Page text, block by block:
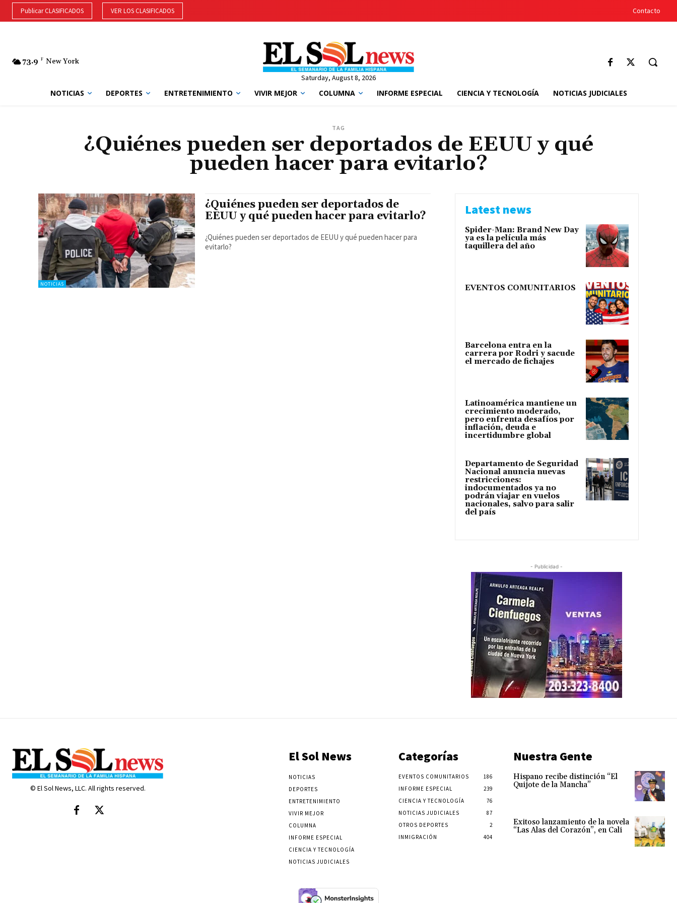
Publicar CLASIFICADOS VER LOS CLASIFICADOS Contacto
73.9 F New York
Saturday, August 8, 2026
NOTICIAS DEPORTES ENTRETENIMIENTO VIVIR MEJOR COLUMNA INFORME ESPECIAL CIENCIA Y TECNOLOGÍA NOTICIAS JUDICIALES
TAG
¿Quiénes pueden ser deportados de EEUU y qué
pueden hacer para evitarlo?
NOTICIAS
¿Quiénes pueden ser deportados de
EEUU y qué pueden hacer para evitarlo?
¿Quiénes pueden ser deportados de EEUU y qué pueden hacer para
evitarlo?
Latest news
Spider-Man: Brand New Day
ya es la película más
taquillera del año
EVENTOS COMUNITARIOS
Barcelona entra en la
carrera por Rodri y sacude
el mercado de fichajes
Latinoamérica mantiene un
crecimiento moderado,
pero enfrenta desafíos por
inflación, deuda e
incertidumbre global
Departamento de Seguridad
Nacional anuncia nuevas
restricciones:
indocumentados ya no
podrán viajar en vuelos
nacionales, salvo para salir
del país
- Publicidad -
© El Sol News, LLC. All rights reserved.
El Sol News
NOTICIAS
DEPORTES
ENTRETENIMIENTO
VIVIR MEJOR
COLUMNA
INFORME ESPECIAL
CIENCIA Y TECNOLOGÍA
NOTICIAS JUDICIALES
Categorías
EVENTOS COMUNITARIOS
186
INFORME ESPECIAL
239
CIENCIA Y TECNOLOGÍA
76
NOTICIAS JUDICIALES
87
OTROS DEPORTES
2
INMIGRACIÓN
404
Nuestra Gente
Hispano recibe distinción “El
Quijote de la Mancha”
Exitoso lanzamiento de la novela
“Las Alas del Corazón”, en Cali